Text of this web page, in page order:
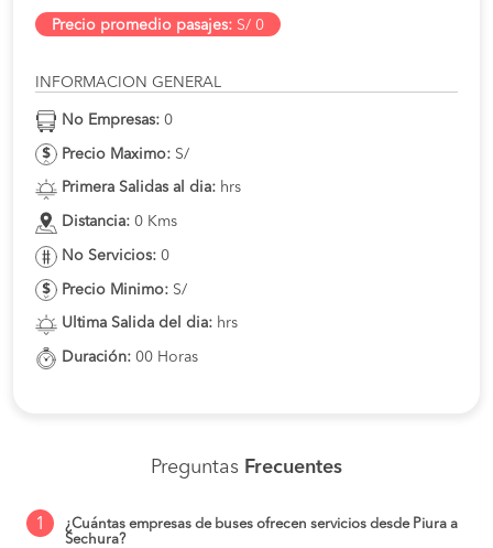
Precio promedio pasajes: S/ 0
INFORMACION GENERAL
No Empresas: 0
Precio Maximo: S/
Primera Salidas al dia: hrs
Distancia: 0 Kms
No Servicios: 0
Precio Minimo: S/
Ultima Salida del dia: hrs
Duración: 00 Horas
Preguntas Frecuentes
1
¿Cuántas empresas de buses ofrecen servicios desde Piura a
Sechura?